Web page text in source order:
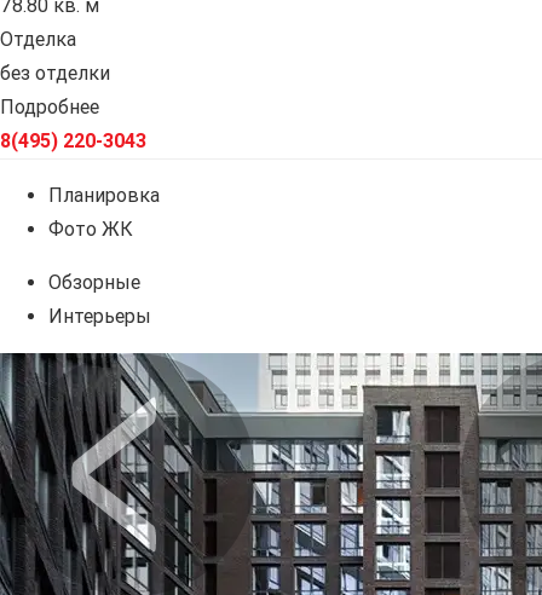
78.80 кв. м
Отделка
без отделки
Подробнее
8(495) 220-3043
Планировка
Фото ЖК
Обзорные
Интерьеры